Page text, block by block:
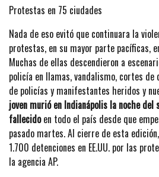
Protestas en 75 ciudades
Nada de eso evitó que continuara la
protestas, en su mayor parte pacíficas,
Muchas de ellas descendieron a
policía en llamas, vandalismo, cortes
de policías y manifestantes heridos y
joven murió en Indianápolis la noche del
fallecidoen todo el país desde que
pasado martes. Al cierre de esta
1.700 detenciones en EE.UU. por las
la agencia AP.